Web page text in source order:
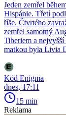
Jeden zemřel
Hispánie. Třetí
říše. Čtvrtého
zemřel samotný
Tiberiem a
matkou byla Livia
Kód Enigma
dnes, 17:11
15 min
Reklama